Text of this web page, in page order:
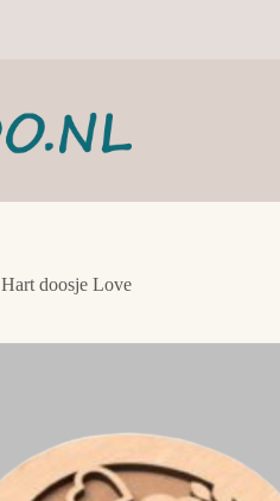
Hart doosje Love